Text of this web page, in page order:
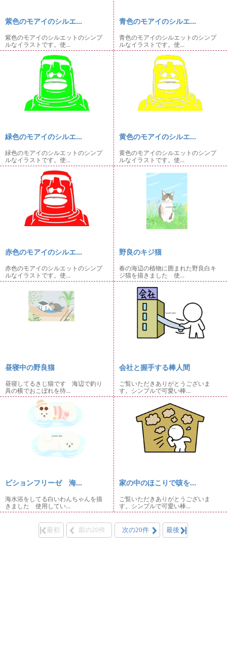
紫色のモアイのシルエ...
紫色のモアイのシルエットのシンプ
ルなイラストです。使...
青色のモアイのシルエ...
青色のモアイのシルエットのシンプ
ルなイラストです。使...
緑色のモアイのシルエ...
緑色のモアイのシルエットのシンプ
ルなイラストです。使...
黄色のモアイのシルエ...
黄色のモアイのシルエットのシンプ
ルなイラストです。使...
赤色のモアイのシルエ...
赤色のモアイのシルエットのシンプ
ルなイラストです。使...
野良のキジ猫
春の海辺の植物に囲まれた野良白キ
ジ猫を描きました 使...
昼寝中の野良猫
昼寝してるきじ猫です 海辺で釣り
具の横でおこぼれを待...
会社と握手する棒人間
ご覧いただきありがとうございま
す。シンプルで可愛い棒...
ビションフリーゼ 海...
海水浴をしてる白いわんちゃんを描
きました 使用してい...
家の中のほこりで咳を...
ご覧いただきありがとうございま
す。シンプルで可愛い棒...
最初 前の20件 次の20件 最後